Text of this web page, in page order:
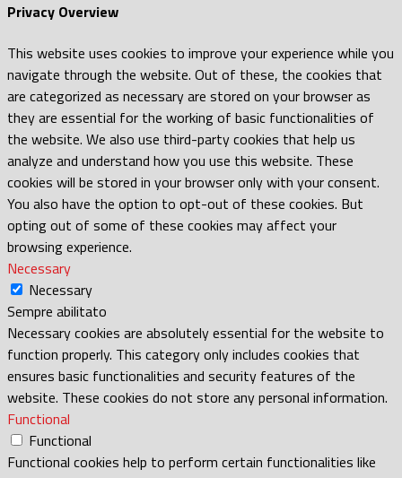
Privacy Overview
This website uses cookies to improve your experience while you
navigate through the website. Out of these, the cookies that
are categorized as necessary are stored on your browser as
they are essential for the working of basic functionalities of
the website. We also use third-party cookies that help us
analyze and understand how you use this website. These
cookies will be stored in your browser only with your consent.
You also have the option to opt-out of these cookies. But
opting out of some of these cookies may affect your
browsing experience.
Necessary
Necessary
Sempre abilitato
Necessary cookies are absolutely essential for the website to
function properly. This category only includes cookies that
ensures basic functionalities and security features of the
website. These cookies do not store any personal information.
Functional
Functional
Functional cookies help to perform certain functionalities like